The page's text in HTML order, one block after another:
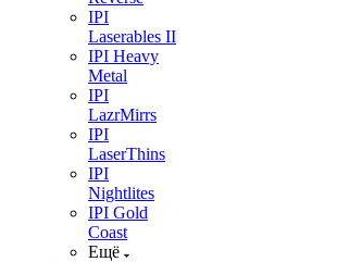
IPI
Laserables II
IPI Heavy
Metal
IPI
LazrMirrs
IPI
LaserThins
IPI
Nightlites
IPI Gold
Coast
Ещё